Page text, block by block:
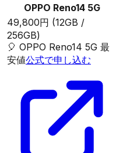
OPPO Reno14 5G
49,800円 (12GB /
256GB)
🎈 OPPO Reno14 5G 最
安値公式で申し込む